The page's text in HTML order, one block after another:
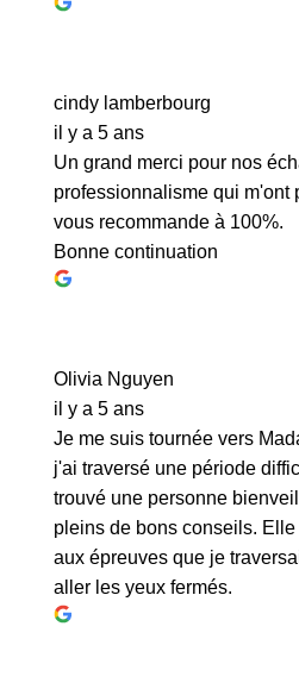
cindy lamberbourg
il y a 5 ans
Un grand merci pour nos
professionnalisme qui m'ont
vous recommande à 100%.
Bonne continuation
Olivia Nguyen
il y a 5 ans
Je me suis tournée vers
j'ai traversé une période
trouvé une personne
pleins de bons conseils.
aux épreuves que je
aller les yeux fermés.